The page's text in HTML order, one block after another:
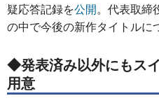
疑応答記録を公開。代表取締
の中で今後の新作タイトルに
◆発表済み以外にもス
用意